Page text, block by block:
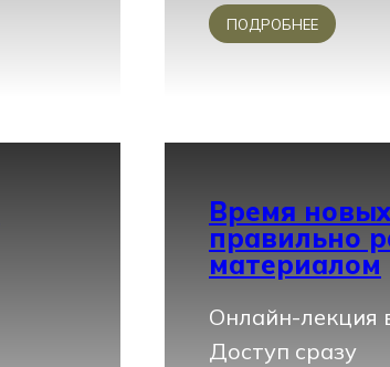
ПОДРОБНЕЕ
Время
правильно
материалом
Онлайн-лекция
Доступ сразу